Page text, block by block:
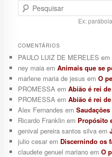
Pesquisar
Ex:
COMENTÁRIOS
PAULO LUIZ DE MERELES em
ney maiaem Animais que se
marlene maria de jesus em O
PROMESSAem Abião é rei
PROMESSAem Abião é rei
Alex Fernandes em
Ricardo Franklinem Propósito
genival pereira santos silvaem
julio cesarem Discernindo os
claudete genuel marianoem O